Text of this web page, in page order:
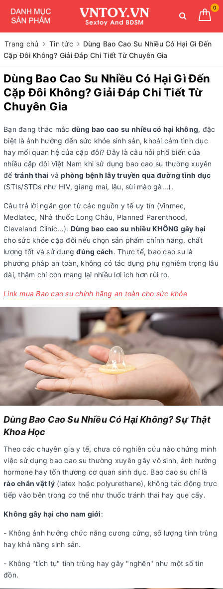
0
Trang chủ Tin tức
Dùng Bao Cao Su Nhiều Có Hại Gì Đến
Cặp Đôi Không? Giải Đáp Chi Tiết Từ Chuyên Gia
Dùng Bao Cao Su Nhiều Có Hại Gì Đến
Cặp Đôi Không? Giải Đáp Chi Tiết Từ
Chuyên Gia
Bạn đang thắc mắc dùng bao cao su nhiều có hại không, đặc
biệt là ảnh hưởng đến sức khỏe sinh sản, khoái cảm tình dục
hay mối quan hệ của cặp đôi? Đây là câu hỏi phổ biến của
nhiều cặp đôi Việt Nam khi sử dụng bao cao su thường xuyên
để tránh thai vàphòng bệnh lây truyền qua đường tình dục
(STIs/STDs như HIV, giang mai, lậu, sùi mào gà...).
Câu trả lời ngắn gọn từ các nguồn y tế uy tín (Vinmec,
Medlatec, Nhà thuốc Long Châu, Planned Parenthood,
Cleveland Clinic...): Dùng bao cao su nhiều KHÔNG gây hại
cho sức khỏe cặp đôi nếu chọn sản phẩm chính hãng, chất
lượng tốt và sử dụngđúng cách. Thực tế, bao cao su là
phương pháp an toàn, không có tác dụng phụ nghiêm trọng lâu
dài, thậm chí còn mang lại nhiều lợi ích hơn rủi ro.
Link mua Bao cao su chính hãng an toàn cho sức khỏe
Dùng Bao Cao Su Nhiều Có Hại Không? Sự Thật
Khoa Học
Theo các chuyên gia y tế, chưa có nghiên cứu nào chứng minh
việc sử dụng bao cao su thường xuyên gây vô sinh, ảnh hưởng
hormone hay tổn thương cơ quan sinh dục. Bao cao su chỉ là
rào chắn vật lý(latex hoặc polyurethane), không tác động trực
tiếp vào bên trong cơ thể như thuốc tránh thai hay que cấy.
Không gây hại cho nam giới:
- Không ảnh hưởng chức năng cương cứng, số lượng tinh trùng
hay khả năng sinh sản.
- Không "tích tụ" tinh trùng hay gây "nghẽn" như một số tin
đồn.